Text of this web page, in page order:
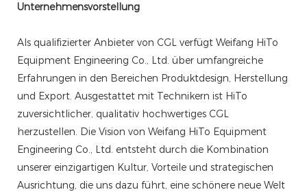
Unternehmensvorstellung
Als qualifizierter Anbieter von CGL verfügt Weifang HiTo
Equipment Engineering Co., Ltd. über umfangreiche
Erfahrungen in den Bereichen Produktdesign, Herstellung
und Export. Ausgestattet mit Technikern ist HiTo
zuversichtlicher, qualitativ hochwertiges CGL
herzustellen. Die Vision von Weifang HiTo Equipment
Engineering Co., Ltd. entsteht durch die Kombination
unserer einzigartigen Kultur, Vorteile und strategischen
Ausrichtung, die uns dazu führt, eine schönere neue Welt